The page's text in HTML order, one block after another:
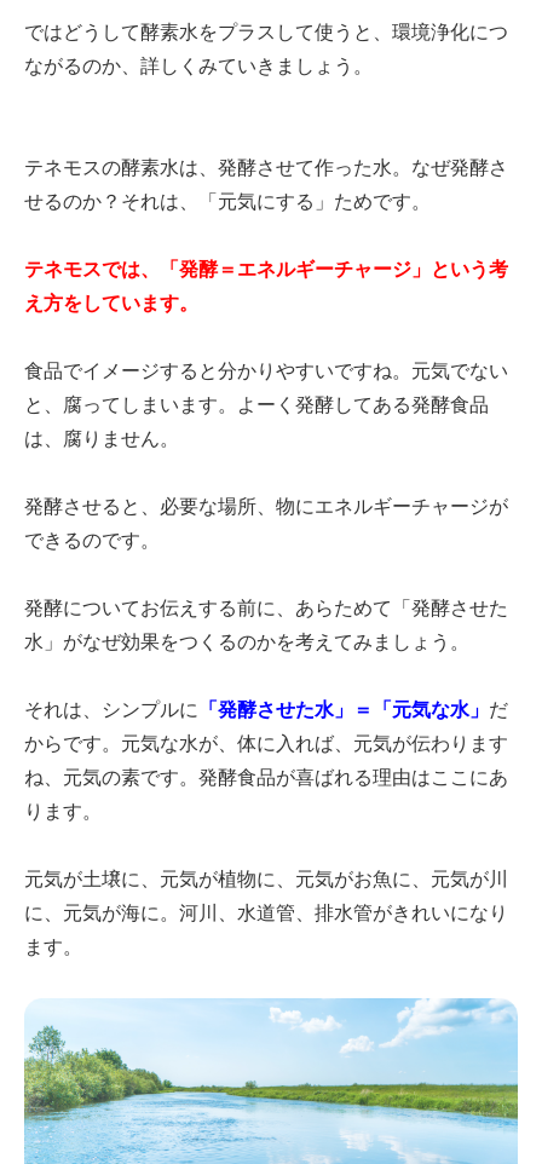
ではどうして酵素水をプラスして使うと、環境浄化につ
ながるのか、詳しくみていきましょう。
テネモスの酵素水は、発酵させて作った水。なぜ発酵さ
せるのか？それは、「元気にする」ためです。
テネモスでは、「発酵＝エネルギーチャージ」という考
え方をしています。
食品でイメージすると分かりやすいですね。元気でない
と、腐ってしまいます。よーく発酵してある発酵食品
は、腐りません。
発酵させると、必要な場所、物にエネルギーチャージが
できるのです。
発酵についてお伝えする前に、あらためて「発酵させた
水」がなぜ効果をつくるのかを考えてみましょう。
それは、シンプルに 「発酵させた水」＝「元気な水」 だ
からです。元気な水が、体に入れば、元気が伝わります
ね、元気の素です。発酵食品が喜ばれる理由はここにあ
ります。
元気が土壌に、元気が植物に、元気がお魚に、元気が川
に、元気が海に。河川、水道管、排水管がきれいになり
ます。